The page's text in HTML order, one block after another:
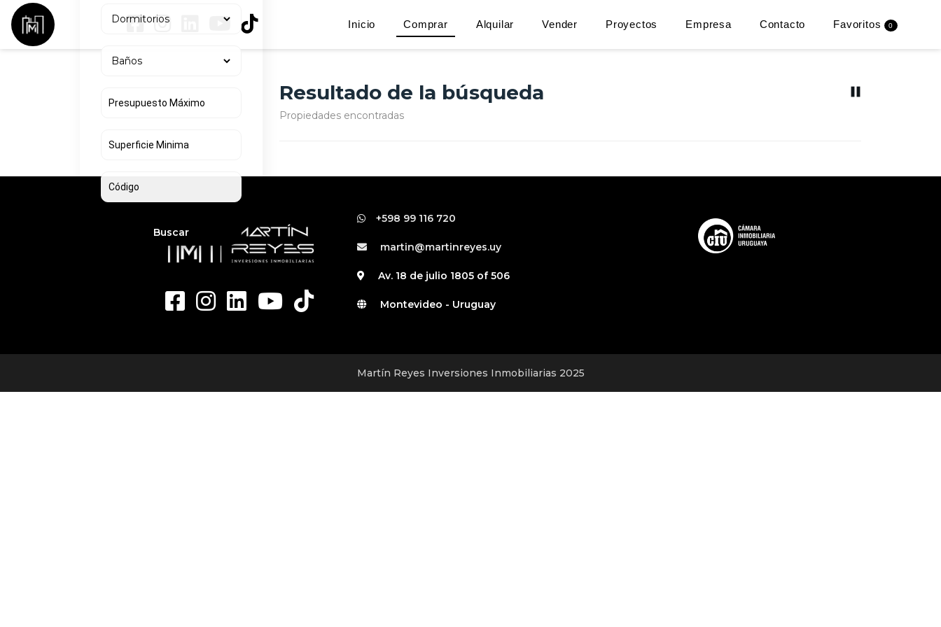
Inicio Comprar Alquilar Vender Proyectos Empresa Contacto Favoritos 0
Buscar
Resultado de la búsqueda
Propiedades encontradas
+598 99 116 720
martin@martinreyes.uy
Av. 18 de julio 1805 of 506
Montevideo - Uruguay
Martín Reyes Inversiones Inmobiliarias 2025